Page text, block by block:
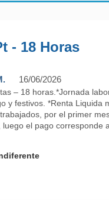
- 18 Horas
16/06/2026
– 18 horas.*Jornada
y festivos. *Renta Liquida
por el primer
luego el pago corresponde